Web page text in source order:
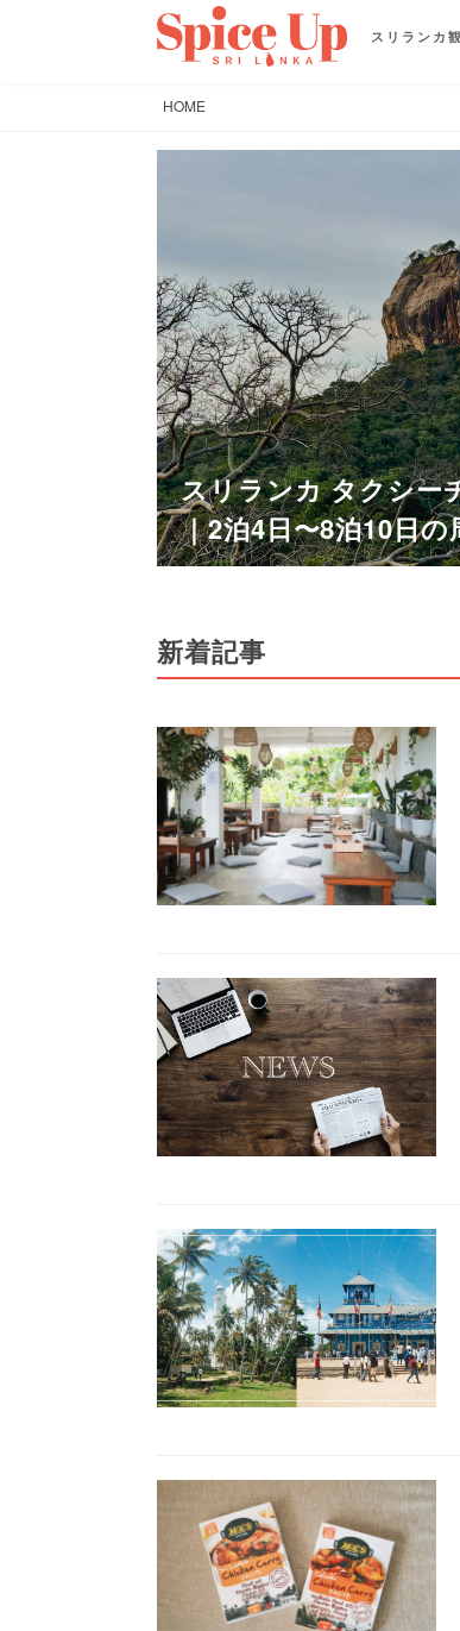
スリランカ
HOME
スリランカ タクシー
｜2泊4日〜8泊10日の
新着記事